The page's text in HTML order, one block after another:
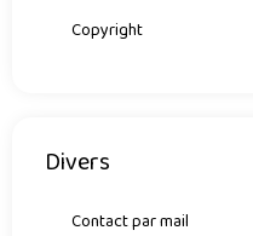
Copyright
Divers
Contact par mail